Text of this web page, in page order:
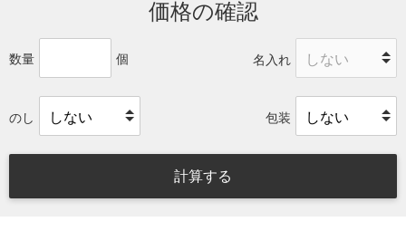
価格の確認
数量 個 名入れ
のし 包装
計算する